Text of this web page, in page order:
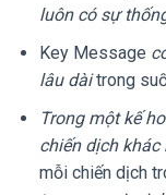
luôn có sự
Key Message
lâu dàitrong
Trong một kế
chiến dịch khác
mỗi chiến dịch